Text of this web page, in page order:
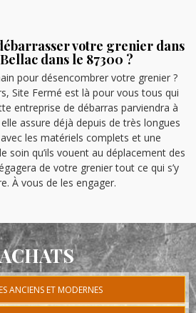
votre grenier dans
dans le 87300 ?
pour désencombrer votre grenier ?
Site Fermé est là pour vous tous qui
entreprise de débarras parviendra à
assure déjà depuis de très longues
les matériels complets et une
soin qu’ils vouent au déplacement des
de votre grenier tout ce qui s’y
À vous de les engager.
ANCIENS ET MODERNES